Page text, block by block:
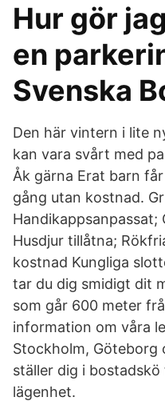
Hur gör
en
Svenska
Den här vintern i lite
kan vara svårt med
Åk gärna Erat barn
gång utan kostnad.
Handikappsanpassat;
Husdjur tillåtna;
kostnad Kungliga
tar du dig smidigt dit
som går 600 meter
information om våra
Stockholm, Göteborg
ställer dig i
lägenhet.